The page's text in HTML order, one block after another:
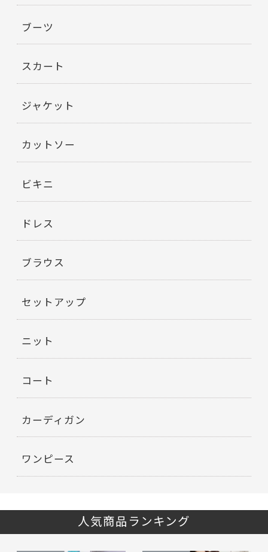
ブーツ
スカート
ジャケット
カットソー
ビキニ
ドレス
ブラウス
セットアップ
ニット
コート
カーディガン
ワンピース
人気商品ランキング